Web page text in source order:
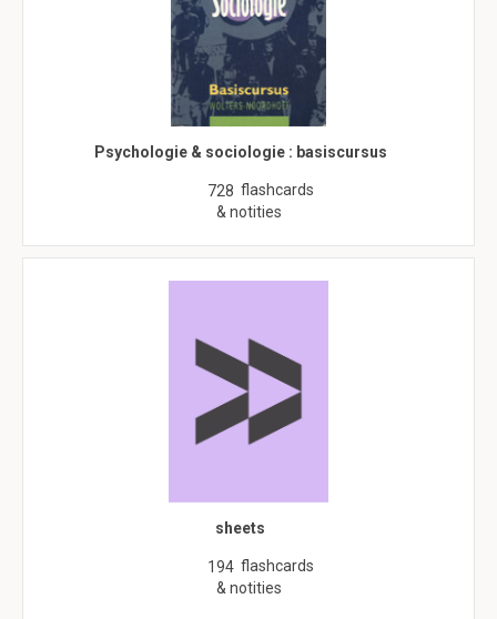
Psychologie & sociologie : basiscursus
728 flashcards
& notities
sheets
194 flashcards
& notities